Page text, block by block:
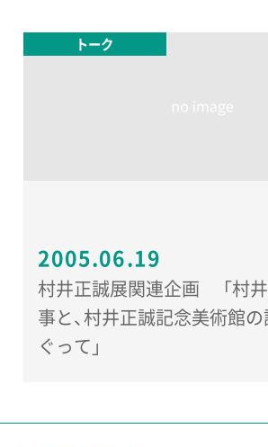
トーク
2005.06.19
村井正誠展関連企画 「村井正誠の仕
事と、村井正誠記念美術館
ぐって」